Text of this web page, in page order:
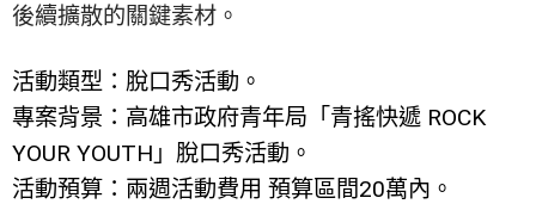
後續擴散的關鍵素材。
活動類型：脫口秀活動。
專案背景：高雄市政府青年局「青搖快遞 ROCK
YOUR YOUTH」脫口秀活動。
活動預算：兩週活動費用 預算區間20萬內。